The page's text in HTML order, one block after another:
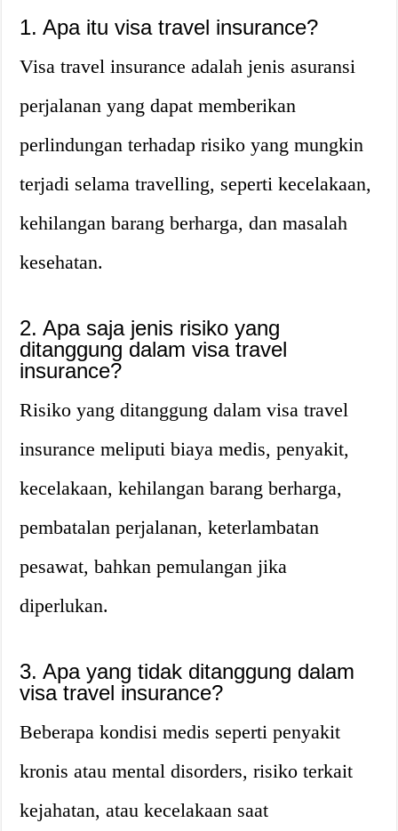
1. Apa itu visa travel insurance?
Visa travel insurance adalah jenis asuransi
perjalanan yang dapat memberikan
perlindungan terhadap risiko yang mungkin
terjadi selama travelling, seperti kecelakaan,
kehilangan barang berharga, dan masalah
kesehatan.
2. Apa saja jenis risiko yang
ditanggung dalam visa travel
insurance?
Risiko yang ditanggung dalam visa travel
insurance meliputi biaya medis, penyakit,
kecelakaan, kehilangan barang berharga,
pembatalan perjalanan, keterlambatan
pesawat, bahkan pemulangan jika
diperlukan.
3. Apa yang tidak ditanggung dalam
visa travel insurance?
Beberapa kondisi medis seperti penyakit
kronis atau mental disorders, risiko terkait
kejahatan, atau kecelakaan saat